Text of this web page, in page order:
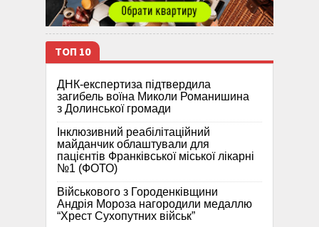
ТОП 10
ДНК-експертиза підтвердила
загибель воїна Миколи Романишина
з Долинської громади
Інклюзивний реабілітаційний
майданчик облаштували для
пацієнтів Франківської міської лікарні
№1 (ФОТО)
Військового з Городенківщини
Андрія Мороза нагородили медаллю
“Хрест Сухопутних військ”